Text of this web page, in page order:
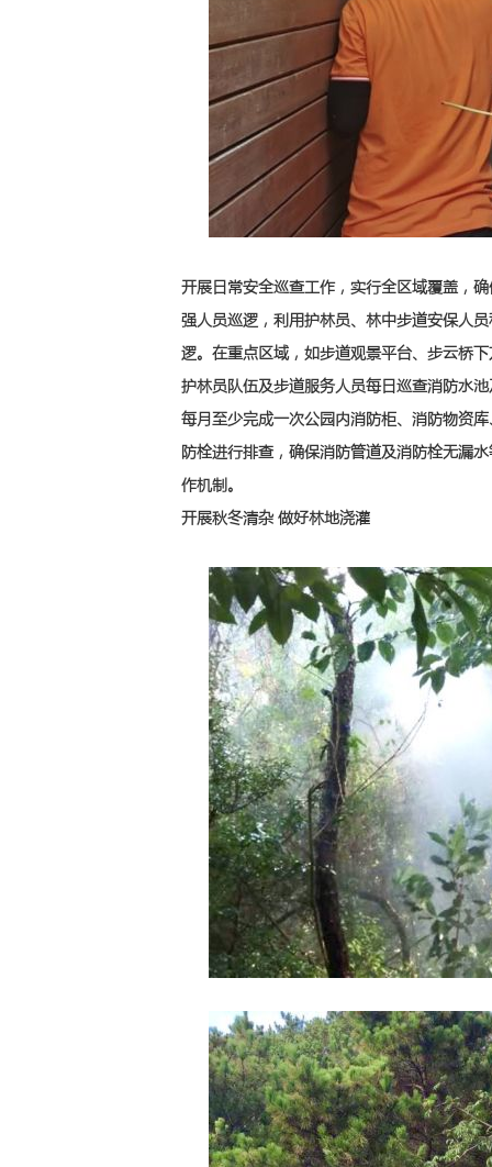
开展日常安全巡查工作，实行全区域覆盖，
强人员巡逻，利用护林员、林中步道安保人
逻。在重点区域，如步道观景平台、步云桥
护林员队伍及步道服务人员每日巡查消防水
每月至少完成一次公园内消防柜、消防物资
防栓进行排查，确保消防管道及消防栓无漏
作机制。
开展秋冬清杂 做好林地浇灌